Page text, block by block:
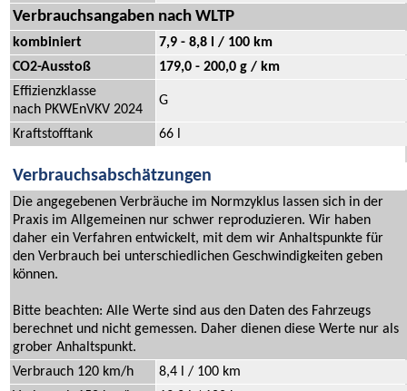
Verbrauchsangaben nach WLTP
kombiniert
7,9 - 8,8 l / 100 km
CO2-Ausstoß
179,0 - 200,0 g / km
Effizienzklasse
nach PKWEnVKV 2024
G
Kraftstofftank 66 l
Verbrauchsabschätzungen
Die angegebenen Verbräuche im Normzyklus lassen sich in der
Praxis im Allgemeinen nur schwer reproduzieren. Wir haben
daher ein Verfahren entwickelt, mit dem wir Anhaltspunkte für
den Verbrauch bei unterschiedlichen Geschwindigkeiten geben
können.
Bitte beachten: Alle Werte sind aus den Daten des Fahrzeugs
berechnet und nicht gemessen. Daher dienen diese Werte nur als
grober Anhaltspunkt.
Verbrauch 120 km/h
8,4 l / 100 km